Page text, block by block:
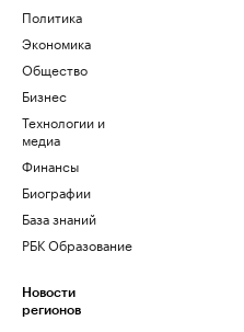
Политика
Экономика
Общество
Бизнес
Технологии и
медиа
Финансы
Биографии
База знаний
РБК Образование
Новости
регионов